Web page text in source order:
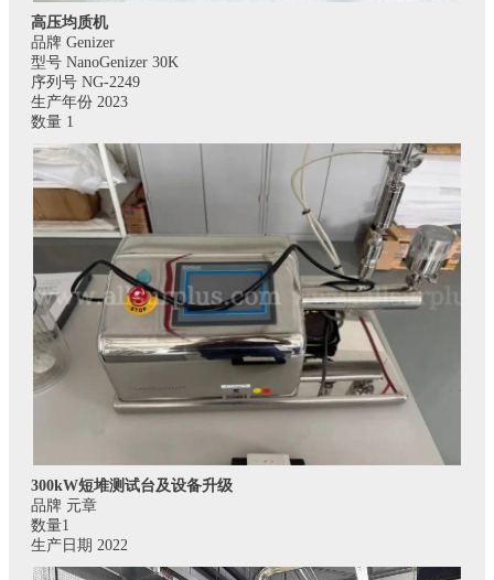
高压均质机
品牌 Genizer
型号 NanoGenizer 30K
序列号 NG-2249
生产年份 2023
数量 1
300kW短堆测试台及设备升级
品牌 元章
数量1
生产日期 2022